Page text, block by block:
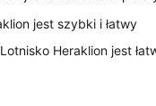
jest szybki i łatwy
Heraklion jest